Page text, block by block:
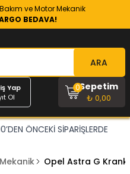
ve Motor Mekanik
BEDAVA!
ARA
Yap
Ol
Sepetim
₺ 0,00
0
ÖNCEKİ SİPARİŞLERDE
Opel Astra G